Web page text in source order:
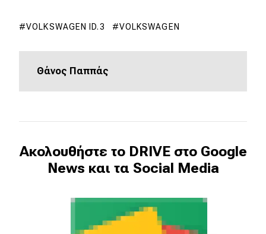
DRIVE USED
VOLKSWAGEN ID.3 VOLKSWAGEN
Θάνος Παππάς
Ακολουθήστε το DRIVE στο Google
News και τα Social Media